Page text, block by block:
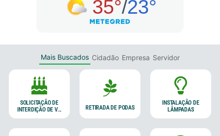
Mais Buscados Cidadão Empresa Servidor
SOLICITAÇÃO DE
INTERDIÇÃO DE V...
RETIRADA DE PODAS
INSTALAÇÃO DE
LÂMPADAS